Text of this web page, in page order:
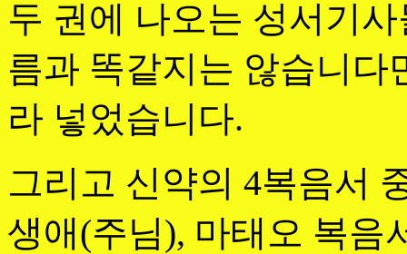
두 권에 나오는 성서기
름과 똑같지는 않습니다
라 넣었습니다.
그리고 신약의 4복음서
생애(주님), 마태오 복음